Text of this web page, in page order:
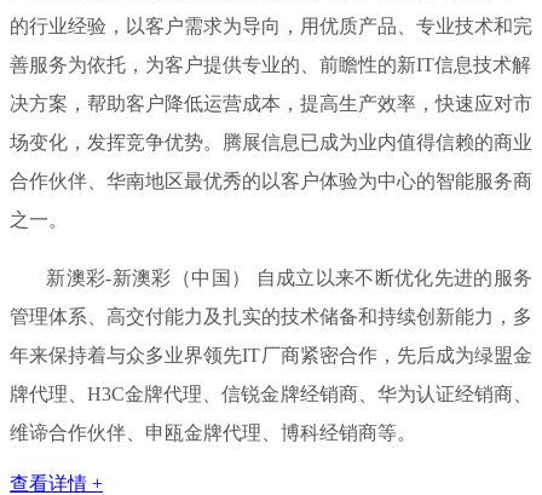
的行业经验，以客户需求为导向，用优质产品、专业技术和完
善服务为依托，为客户提供专业的、前瞻性的新IT信息技术解
决方案，帮助客户降低运营成本，提高生产效率，快速应对市
场变化，发挥竞争优势。腾展信息已成为业内值得信赖的商业
合作伙伴、华南地区最优秀的以客户体验为中心的智能服务商
之一。
新澳彩-新澳彩（中国） 自成立以来不断优化先进的服务
管理体系、高交付能力及扎实的技术储备和持续创新能力，多
年来保持着与众多业界领先IT厂商紧密合作，先后成为绿盟金
牌代理、H3C金牌代理、信锐金牌经销商、华为认证经销商、
维谛合作伙伴、申瓯金牌代理、博科经销商等。
查看详情 +